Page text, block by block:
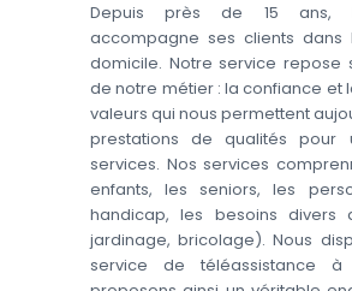
Depuis près de 15 ans,
accompagne ses clients dans
domicile. Notre service repose
de notre métier : la confiance et
valeurs qui nous permettent
prestations de qualités
services. Nos services
enfants, les seniors, les
handicap, les besoins divers
jardinage, bricolage). Nous
service de téléassistance à